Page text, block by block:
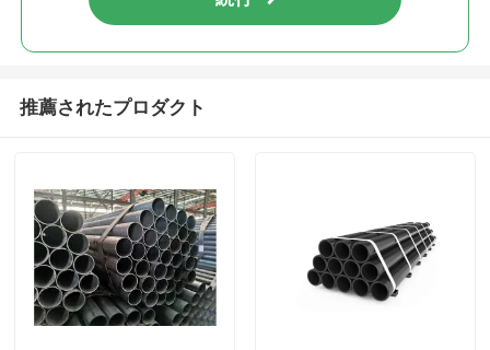
推薦されたプロダクト